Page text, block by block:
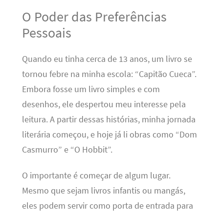
O Poder das Preferências
Pessoais
Quando eu tinha cerca de 13 anos, um livro se
tornou febre na minha escola: “Capitão Cueca”.
Embora fosse um livro simples e com
desenhos, ele despertou meu interesse pela
leitura. A partir dessas histórias, minha jornada
literária começou, e hoje já li obras como “Dom
Casmurro” e “O Hobbit”.
O importante é começar de algum lugar.
Mesmo que sejam livros infantis ou mangás,
eles podem servir como porta de entrada para